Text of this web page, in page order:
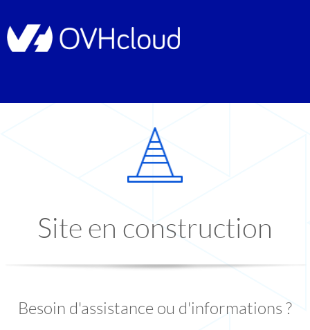
Site en construction
Besoin d'assistance ou d'informations ?